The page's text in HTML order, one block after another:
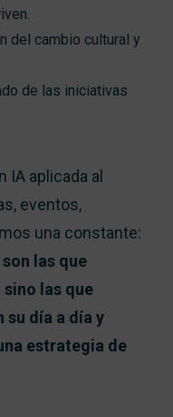
del cambio cultural y
de las iniciativas
aplicada al
eventos,
una constante:
las que
las que
su día a día y
estrategia de